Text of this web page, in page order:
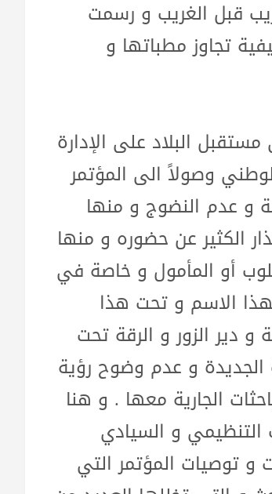
قبل الغريب و رسمت
تجاوز مطباتها و
البلاد على الإدارة
وصولاً الى المؤتمر
و عدم النضوج و منها
الكثير عن حضوره و منها
أو المأمول و خاصة في
الاسم و تحت هذا
دير الزور و الرقة تحت
الجديدة و عدم وضوح رؤية
الجارية معها . و هنا
و السيادي
و توصيات المؤتمر التي